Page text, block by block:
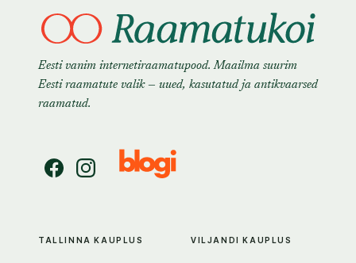
Eesti vanim internetiraamatupood. Maailma suurim
Eesti raamatute valik — uued, kasutatud ja antikvaarsed
raamatud.
TALLINNA KAUPLUS VILJANDI KAUPLUS